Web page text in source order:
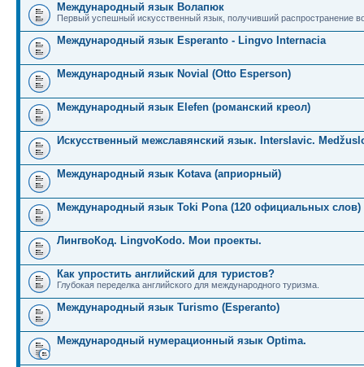
Международный язык Волапюк
Первый успешный искусственный язык, получивший распространение
Международный язык Esperanto - Lingvo Internacia
Международный язык Novial (Otto Esperson)
Международный язык Elefen (романский креол)
Искусственный межславянский язык. Interslavic.
Международный язык Kotava (априорный)
Международный язык Toki Pona (120 официальных слов)
ЛингвоКод. LingvoKodo. Мои проекты.
Как упростить английский для туристов?
Глубокая переделка английского для международного туризма.
Международный язык Turismo (Esperanto)
Международный нумерационный язык Optima.